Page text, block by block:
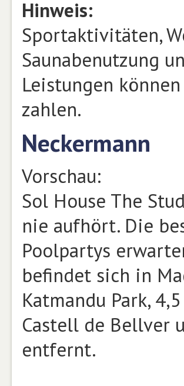
Hinweis:
Sportaktivitäten,
Saunabenutzung
Leistungen
zahlen.
Neckermann
Vorschau:
Sol House The
nie aufhört. Die
Poolpartys
befindet sich in
Katmandu Park,
Castell de Bellver
entfernt.